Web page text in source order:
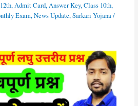
,Admit Card,Answer Key,Class 10th,
Exam,News Update,Sarkari Yojana/